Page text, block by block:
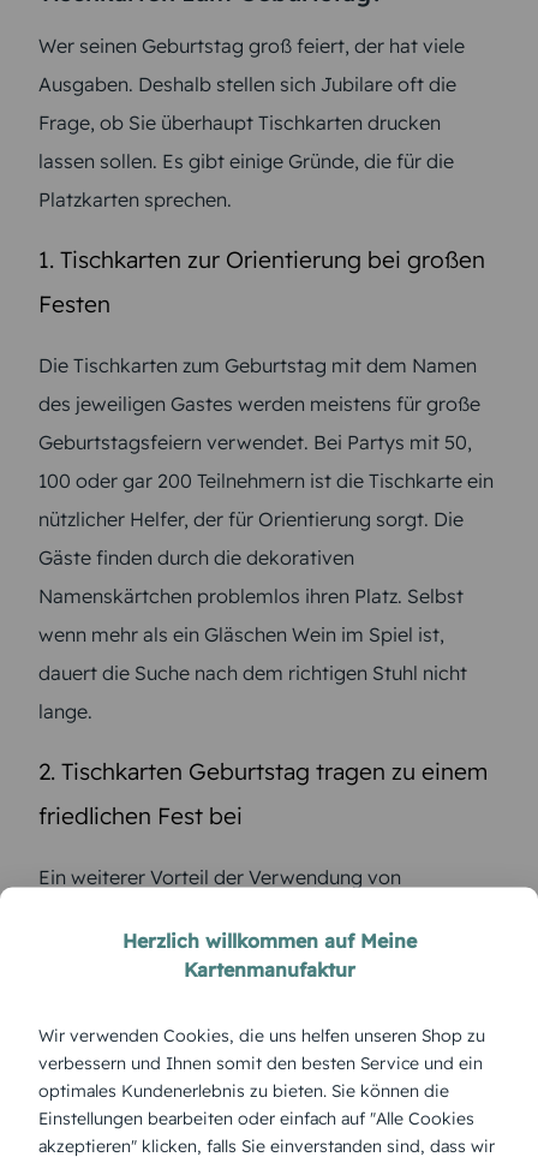
Wer seinen Geburtstag groß feiert, der hat viele
Ausgaben. Deshalb stellen sich Jubilare oft die
Frage, ob Sie überhaupt Tischkarten drucken
lassen sollen. Es gibt einige Gründe, die für die
Platzkarten sprechen.
1. Tischkarten zur Orientierung bei großen
Festen
Die Tischkarten zum Geburtstag mit dem Namen
des jeweiligen Gastes werden meistens für große
Geburtstagsfeiern verwendet. Bei Partys mit 50,
100 oder gar 200 Teilnehmern ist die Tischkarte ein
nützlicher Helfer, der für Orientierung sorgt. Die
Gäste finden durch die dekorativen
Namenskärtchen problemlos ihren Platz. Selbst
wenn mehr als ein Gläschen Wein im Spiel ist,
dauert die Suche nach dem richtigen Stuhl nicht
lange.
2. Tischkarten Geburtstag tragen zu einem
friedlichen Fest bei
Ein weiterer Vorteil der Verwendung von
dadurch die Gäste unauffällig strukturieren können.
auseinander. Auch geschiedene Schwiegereltern
sollten, wenn kein Frieden zwischen ihnen herrscht,
nicht am gleichen Tisch Platz nehmen. Dagegen
dürfen es sich passende Gesprächspartner gerne
Herzlich willkommen auf Meine
Kartenmanufaktur
Wir verwenden Cookies, die uns helfen unseren Shop zu
verbessern und Ihnen somit den besten Service und ein
optimales Kundenerlebnis zu bieten. Sie können die
Einstellungen bearbeiten oder einfach auf "Alle Cookies
akzeptieren" klicken, falls Sie einverstanden sind, dass wir